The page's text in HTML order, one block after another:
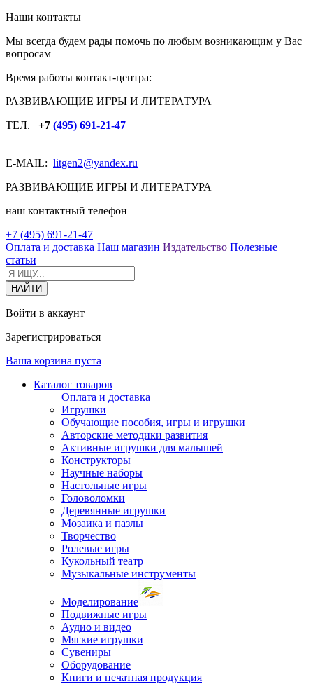
Наши контакты
Мы всегда будем рады помочь по любым возникающим у Вас
вопросам
Время работы контакт-центра:
РАЗВИВАЮЩИЕ ИГРЫ И ЛИТЕРАТУРА
ТЕЛ. +7 (495) 691-21-47
E-MAIL: litgen2@yandex.ru
РАЗВИВАЮЩИЕ ИГРЫ И ЛИТЕРАТУРА
наш контактный телефон
+7 (495) 691-21-47
Оплата и доставка Наш магазин Издательство Полезные
статьи
Войти в аккаунт
Зарегистрироваться
Ваша корзина пуста
Каталог товаров
Оплата и доставка
Игрушки
Обучающие пособия, игры и игрушки
Авторские методики развития
Активные игрушки для малышей
Конструкторы
Научные наборы
Настольные игры
Головоломки
Деревянные игрушки
Мозаика и пазлы
Творчество
Ролевые игры
Кукольный театр
Музыкальные инструменты
Моделирование
Подвижные игры
Аудио и видео
Мягкие игрушки
Сувениры
Оборудование
Книги и печатная продукция